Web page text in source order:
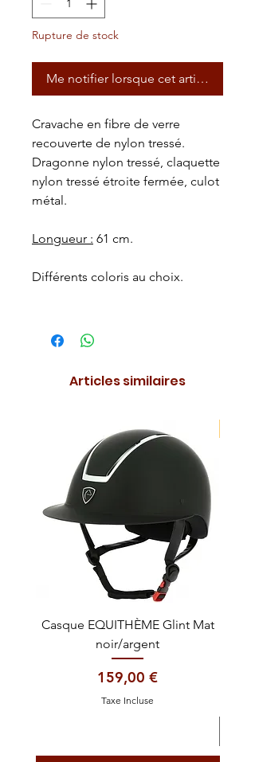
Rupture de stock
Me notifier lorsque cet article est
Cravache en fibre de verre
recouverte de nylon tressé.
Dragonne nylon tressé, claquette
nylon tressé étroite fermée, culot
métal.
Longueur : 61 cm.
Différents coloris au choix.
Articles similaires
Casque EQUITHÈME Glint Mat
noir/argent
Prix
159,00 €
Taxe Incluse